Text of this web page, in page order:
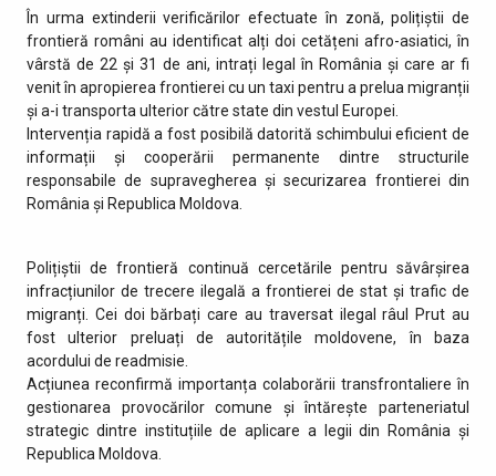
În urma extinderii verificărilor efectuate în zonă, polițiștii de
frontieră români au identificat alți doi cetățeni afro-asiatici, în
vârstă de 22 și 31 de ani, intrați legal în România și care ar fi
venit în apropierea frontierei cu un taxi pentru a prelua migranții
și a-i transporta ulterior către state din vestul Europei.
Intervenția rapidă a fost posibilă datorită schimbului eficient de
informații și cooperării permanente dintre structurile
responsabile de supravegherea și securizarea frontierei din
România și Republica Moldova.
Polițiștii de frontieră continuă cercetările pentru săvârșirea
infracțiunilor de trecere ilegală a frontierei de stat și trafic de
migranți. Cei doi bărbați care au traversat ilegal râul Prut au
fost ulterior preluați de autoritățile moldovene, în baza
acordului de readmisie.
Acțiunea reconfirmă importanța colaborării transfrontaliere în
gestionarea provocărilor comune și întărește parteneriatul
strategic dintre instituțiile de aplicare a legii din România și
Republica Moldova.